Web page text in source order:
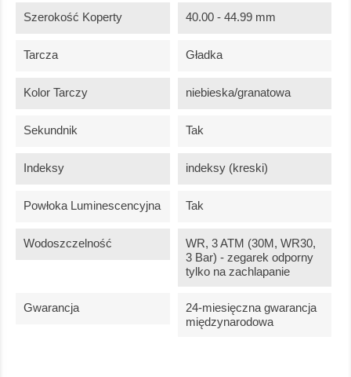
Szerokość Koperty 40.00 - 44.99 mm
Tarcza Gładka
Kolor Tarczy niebieska/granatowa
Sekundnik Tak
Indeksy indeksy (kreski)
Powłoka Luminescencyjna Tak
Wodoszczelność
WR, 3 ATM (30M, WR30,
3 Bar) - zegarek odporny
tylko na zachlapanie
Gwarancja
24-miesięczna gwarancja
międzynarodowa